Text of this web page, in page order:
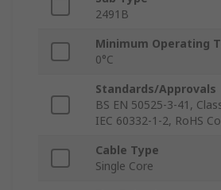
2491B
Minimum Operating
0°C
Standards/Approvals
BS EN 50525-3-41,
IEC 60332-1-2, RoHS
Cable Type
Single Core